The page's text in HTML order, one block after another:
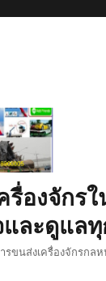
องจักร
และดูแล
ขนส่งเครื่องจักรกล